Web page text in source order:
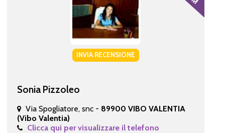
INVIA RECENSIONE
Sonia Pizzoleo
Via Spogliatore, snc - 89900 VIBO VALENTIA
(Vibo Valentia)
Clicca qui per visualizzare il telefono